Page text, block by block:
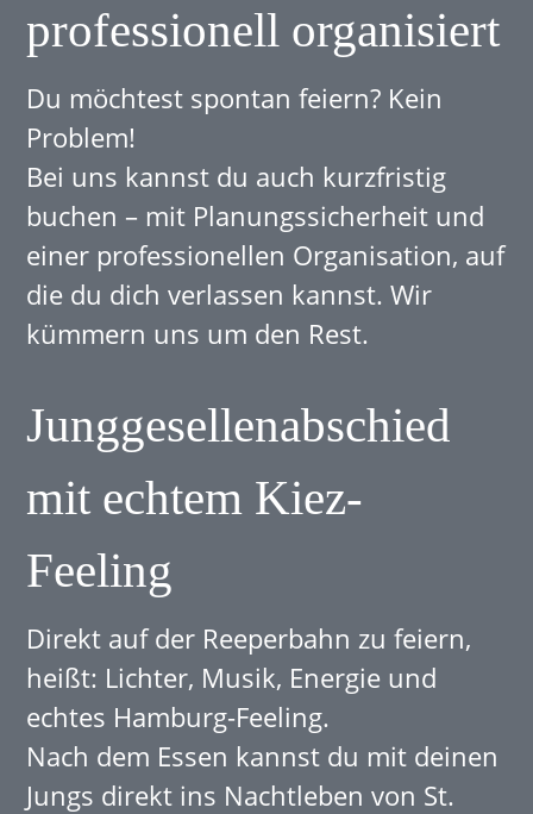
professionell organisiert
Du möchtest spontan feiern? Kein
Problem!
Bei uns kannst du auch kurzfristig
buchen – mit Planungssicherheit und
einer professionellen Organisation, auf
die du dich verlassen kannst. Wir
kümmern uns um den Rest.
Junggesellenabschied
mit echtem Kiez-
Feeling
Direkt auf der Reeperbahn zu feiern,
heißt: Lichter, Musik, Energie und
echtes Hamburg-Feeling.
Nach dem Essen kannst du mit deinen
Jungs direkt ins Nachtleben von St.